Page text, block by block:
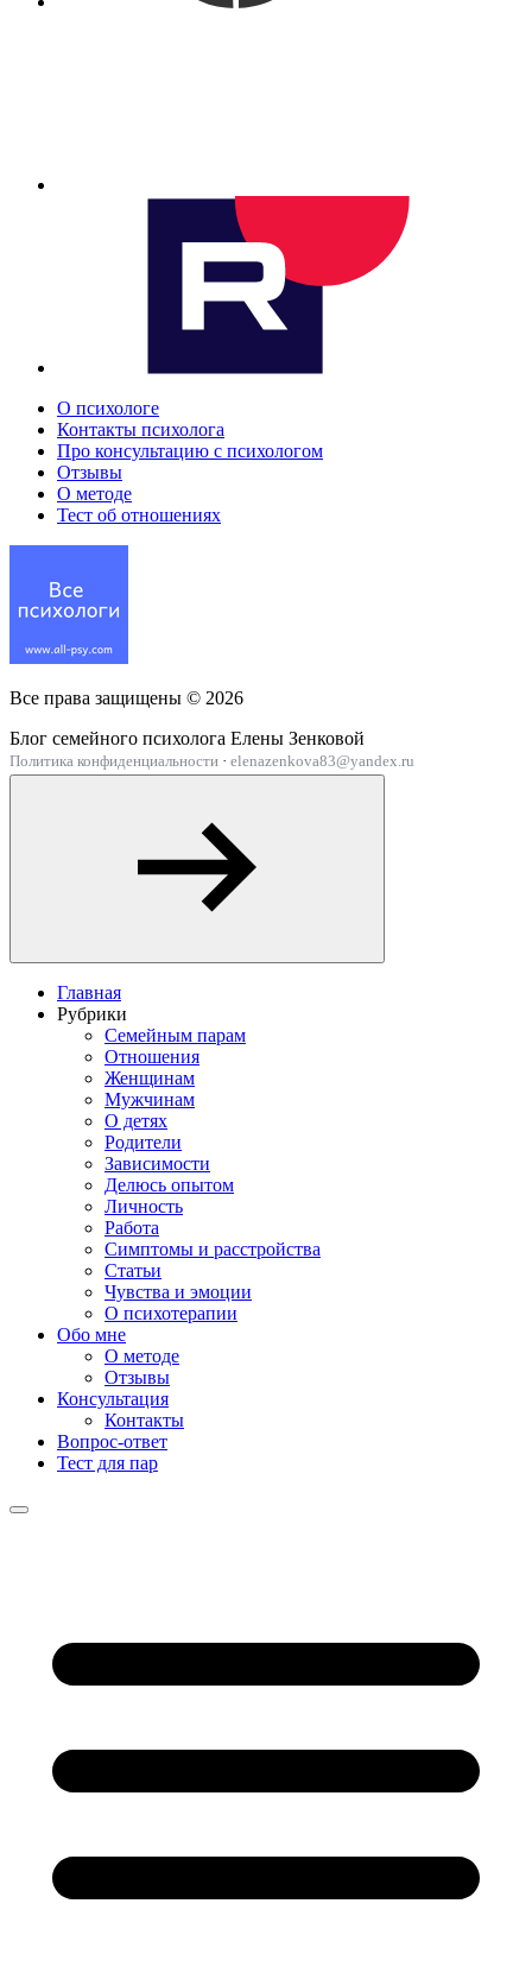
О психологе
Контакты психолога
Про консультацию с психологом
Отзывы
О методе
Тест об отношениях
Все права защищены © 2026
Блог семейного психолога Елены Зенковой
Политика конфиденциальности · elenazenkova83@yandex.ru
Главная
Рубрики
Семейным парам
Отношения
Женщинам
Мужчинам
О детях
Родители
Зависимости
Делюсь опытом
Личность
Работа
Симптомы и расстройства
Статьи
Чувства и эмоции
О психотерапии
Обо мне
О методе
Отзывы
Консультация
Контакты
Вопрос-ответ
Тест для пар